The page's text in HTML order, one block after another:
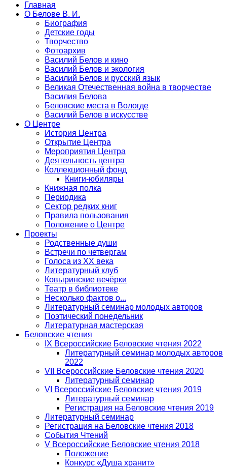
Главная
О Белове В. И.
Биография
Детские годы
Творчество
Фотоархив
Василий Белов и кино
Василий Белов и экология
Василий Белов и русский язык
Великая Отечественная война в творчестве
Василия Белова
Беловские места в Вологде
Василий Белов в искусстве
О Центре
История Центра
Открытие Центра
Мероприятия Центра
Деятельность центра
Коллекционный фонд
Книги-юбиляры
Книжная полка
Периодика
Сектор редких книг
Правила пользования
Положение о Центре
Проекты
Родственные души
Встречи по четвергам
Голоса из ХХ века
Литературный клуб
Ковыринские вечёрки
Театр в библиотеке
Несколько фактов о...
Литературный семинар молодых авторов
Поэтический понедельник
Литературная мастерская
Беловские чтения
IX Всероссийские Беловские чтения 2022
Литературный семинар молодых авторов
2022
VII Всероссийские Беловские чтения 2020
Литературный семинар
VI Всероссийские Беловские чтения 2019
Литературный семинар
Регистрация на Беловские чтения 2019
Литературный семинар
Регистрация на Беловские чтения 2018
События Чтений
V Всероссийские Беловские чтения 2018
Положение
Конкурс «Душа хранит»